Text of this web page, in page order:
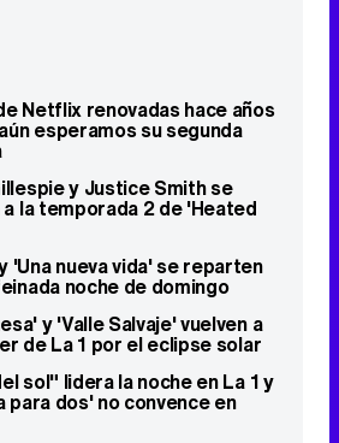
Netflix renovadas hace años
esperamos su segunda
y Justice Smith se
la temporada 2 de 'Heated
'Una nueva vida' se reparten
noche de domingo
y 'Valle Salvaje' vuelven a
de La 1 por el eclipse solar
sol" lidera la noche en La 1 y
para dos' no convence en